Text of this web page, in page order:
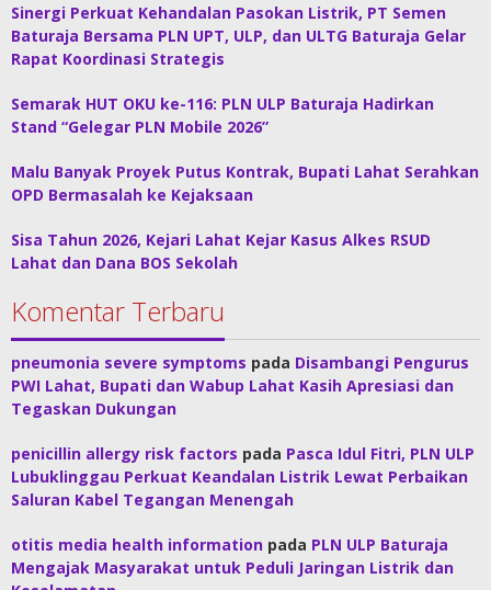
Sinergi Perkuat Kehandalan Pasokan Listrik, PT Semen
Baturaja Bersama PLN UPT, ULP, dan ULTG Baturaja Gelar
Rapat Koordinasi Strategis
Semarak HUT OKU ke-116: PLN ULP Baturaja Hadirkan
Stand “Gelegar PLN Mobile 2026”
Malu Banyak Proyek Putus Kontrak, Bupati Lahat Serahkan
OPD Bermasalah ke Kejaksaan
Sisa Tahun 2026, Kejari Lahat Kejar Kasus Alkes RSUD
Lahat dan Dana BOS Sekolah
Komentar Terbaru
pneumonia severe symptoms pada Disambangi Pengurus
PWI Lahat, Bupati dan Wabup Lahat Kasih Apresiasi dan
Tegaskan Dukungan
penicillin allergy risk factors pada Pasca Idul Fitri, PLN ULP
Lubuklinggau Perkuat Keandalan Listrik Lewat Perbaikan
Saluran Kabel Tegangan Menengah
otitis media health information pada PLN ULP Baturaja
Mengajak Masyarakat untuk Peduli Jaringan Listrik dan